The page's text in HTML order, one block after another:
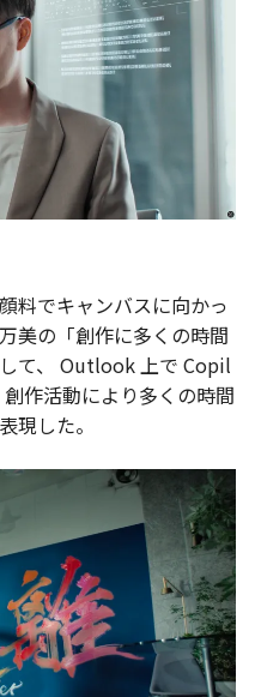
料でキャンバスに向かっ
美の「創作に多くの時間
て、 Outlook 上で Copil
作活動により多くの時間
現した。